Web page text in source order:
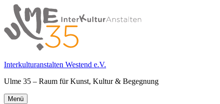
Springe
zum
Inhalt
Interkulturanstalten Westend e.V.
Ulme 35 – Raum für Kunst, Kultur & Begegnung
Primäres
Menü